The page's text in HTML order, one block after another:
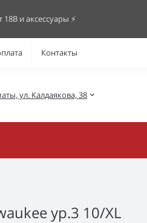
и аксессуары ⚡️
Контакты
ул. Калдаякова, 38
ур.3 10/XL